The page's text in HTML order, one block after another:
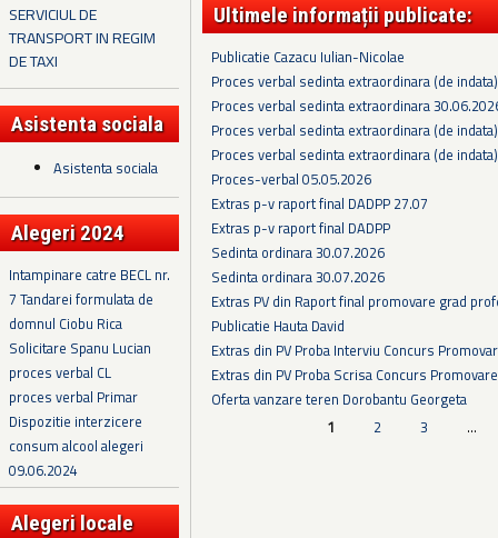
SERVICIUL DE
TRANSPORT IN REGIM
DE TAXI
Asistenta sociala
Asistenta sociala
Alegeri 2024
Intampinare catre BECL nr.
7 Tandarei formulata de
domnul Ciobu Rica
Solicitare Spanu Lucian
proces verbal CL
proces verbal Primar
Dispozitie interzicere
consum alcool alegeri
09.06.2024
Alegeri locale
Ultimele informații publicate:
Publicatie Cazacu Iulian-Nicolae
Proces verbal sedinta extraordinara (de
Proces verbal sedinta extraordinara
Proces verbal sedinta extraordinara (de
Proces verbal sedinta extraordinara (de
Proces-verbal 05.05.2026
Extras p-v raport final DADPP 27.07
Extras p-v raport final DADPP
Sedinta ordinara 30.07.2026
Sedinta ordinara 30.07.2026
Extras PV din Raport final promovare grad
Publicatie Hauta David
Extras din PV Proba Interviu Concurs
Extras din PV Proba Scrisa Concurs
Oferta vanzare teren Dorobantu Georgeta
1 2 3 …